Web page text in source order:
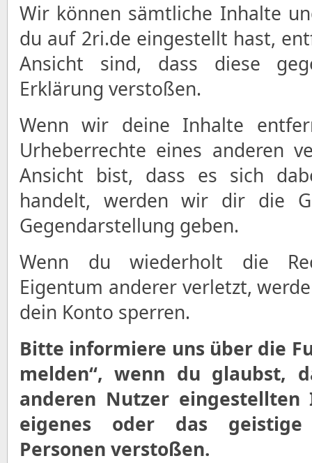
Wir können sämtliche Inhalte
du auf 2ri.de eingestellt hast,
Ansicht sind, dass diese
Erklärung verstoßen.
Wenn wir deine Inhalte
Urheberrechte eines anderen
Ansicht bist, dass es sich
handelt, werden wir dir die
Gegendarstellung geben.
Wenn du wiederholt die
Eigentum anderer verletzt,
dein Konto sperren.
Bitte informiere uns über die
melden“, wenn du glaubst,
anderen Nutzer
eigenes oder das
Personen verstoßen.